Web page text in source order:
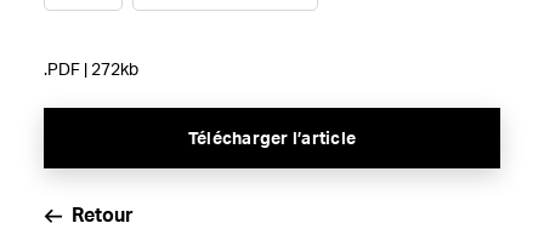
.PDF | 272kb
Télécharger l’article
Retour